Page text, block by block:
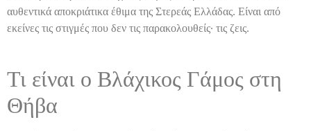
αυθεντικά αποκριάτικα έθιμα της Στερεάς Ελλάδας. Είναι από
εκείνες τις στιγμές που δεν τις παρακολουθείς∙ τις ζεις.
Τι είναι ο Βλάχικος Γάμος στη
Θήβα